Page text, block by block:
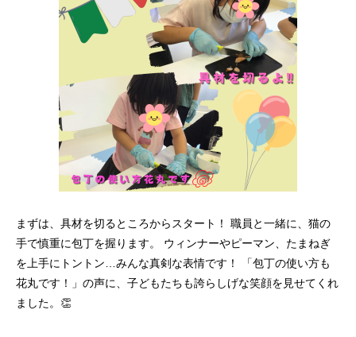
まずは、具材を切るところからスタート！ 職員と一緒に、猫の
手で慎重に包丁を握ります。 ウィンナーやピーマン、たまねぎ
を上手にトントン…みんな真剣な表情です！ 「包丁の使い方も
花丸です！」の声に、子どもたちも誇らしげな笑顔を見せてくれ
ました。👏